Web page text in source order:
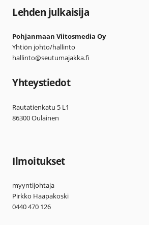
Lehden julkaisija
Pohjanmaan Viitosmedia Oy
Yhtiön johto/hallinto
hallinto@seutumajakka.fi
Yhteystiedot
Rautatienkatu 5 L1
86300 Oulainen
Ilmoitukset
myyntijohtaja
Pirkko Haapakoski
0440 470 126